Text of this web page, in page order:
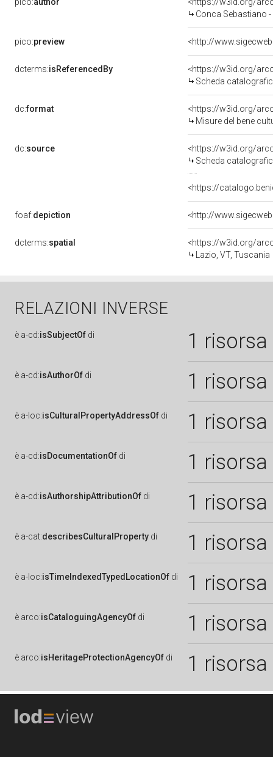
Conca Sebastiano
pico:preview
dcterms:isReferencedBy
<https://w3id.org/
Scheda
dc:format
<https://w3id.org/
Misure del bene
dc:source
<https://w3id.org/
Scheda
<https://
foaf:depiction
dcterms:spatial
<https://w3id.org/
Lazio, VT, Tuscania
RELAZIONI INVERSE
è a-cd:isSubjectOf di 1 risorsa
è a-cd:isAuthorOf di 1 risorsa
è a-loc:isCulturalPropertyAddressOf di 1 risorsa
è a-cd:isDocumentationOf di 1 risorsa
è a-cd:isAuthorshipAttributionOf di 1 risorsa
è a-cat:describesCulturalProperty di 1 risorsa
è a-loc:isTimeIndexedTypedLocationOf di 1 risorsa
è arco:isCataloguingAgencyOf di 1 risorsa
è arco:isHeritageProtectionAgencyOf di 1 risorsa